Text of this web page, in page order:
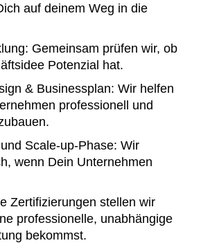
auf deinem Weg in die
Gemeinsam prüfen wir, ob
Potenzial hat.
& Businessplan: Wir helfen
professionell und
Scale-up-Phase: Wir
wenn Dein Unternehmen
Zertifizierungen stellen wir
professionelle, unabhängige
bekommst.